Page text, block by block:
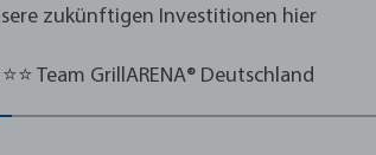
zukünftigen Investitionen hier
Team GrillARENA® Deutschland